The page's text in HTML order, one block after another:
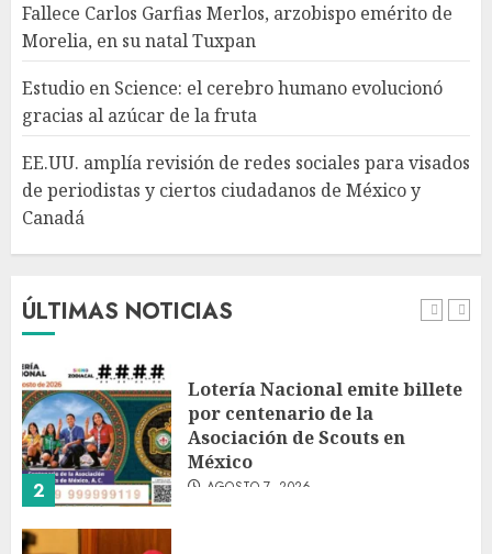
Fallece Carlos Garfias Merlos, arzobispo emérito de
Morelia, en su natal Tuxpan
Estudio en Science: el cerebro humano evolucionó
gracias al azúcar de la fruta
EE.UU. amplía revisión de redes sociales para visados
de periodistas y ciertos ciudadanos de México y
Canadá
ÚLTIMAS NOTICIAS
EE.UU. amplía revisión de
periodistas y ciertos
ciudadanos de México y
Canadá
AGOSTO 7, 2026
1
fondos estrella de Wall Street
2
Lotería Nacional emite billete
por centenario de la
Asociación de Scouts en
México
AGOSTO 7, 2026